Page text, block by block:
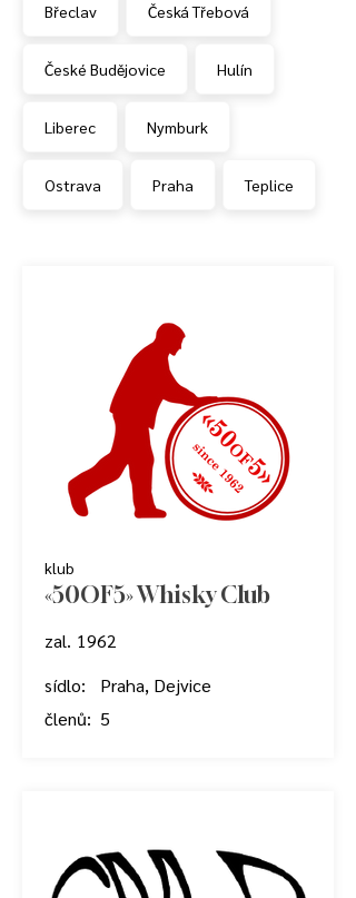
Břeclav Česká Třebová
České Budějovice Hulín
Liberec Nymburk
Ostrava Praha Teplice
zal. 1962
sídlo:
Praha, Dejvice
členů: 5
klub
«50OF5» Whisky Club